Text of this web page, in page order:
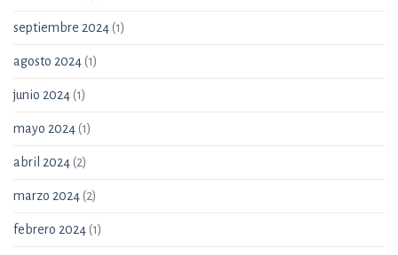
septiembre 2024(1)
agosto 2024(1)
junio 2024(1)
mayo 2024(1)
abril 2024(2)
marzo 2024(2)
febrero 2024(1)